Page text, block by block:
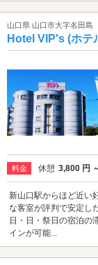
山口県 山口市大字名田島
Hotel VIP's (ホテ
料金 休憩 3,800 円
新山口駅からほど近い
な客室が評判で安定し
日・日・祭日の宿泊の
インが可能...